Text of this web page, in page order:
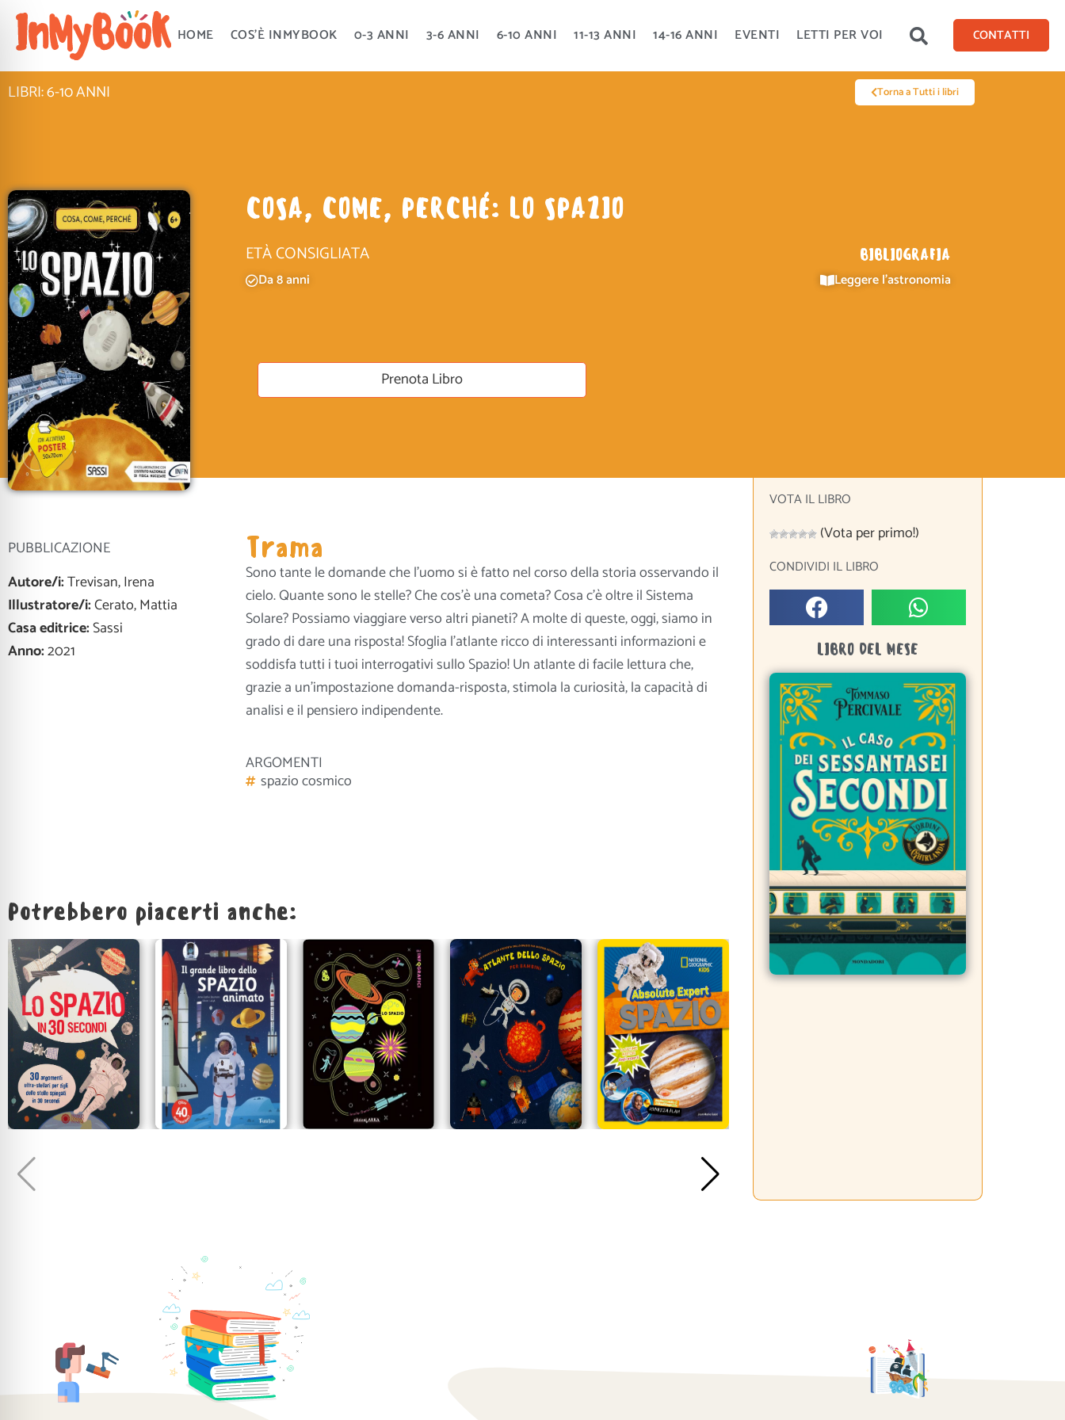
Vai
contenuto
HOME COS’È INMYBOOK 0-3 ANNI 3-6 ANNI 6-10 ANNI 11-13 ANNI 14-16 ANNI EVENTI LETTI PER VOI CONTATTI
LIBRI: 6-10 ANNI Torna a Tutti i libri
COSA, COME, PERCHÉ: LO SPAZIO
ETÀ CONSIGLIATA
Da 8 anni
BIBLIOGRAFIA
Leggere l'astronomia
Prenota Libro
PUBBLICAZIONE
Autore/i:Trevisan, Irena
Illustratore/i:Cerato, Mattia
Casa editrice:Sassi
Anno:2021
Trama
Sono tante le domande che l’uomo si è fatto nel corso della storia osservando il
cielo. Quante sono le stelle? Che cos’è una cometa? Cosa c’è oltre il Sistema
Solare? Possiamo viaggiare verso altri pianeti? A molte di queste, oggi, siamo in
grado di dare una risposta! Sfoglia l’atlante ricco di interessanti informazioni e
soddisfa tutti i tuoi interrogativi sullo Spazio! Un atlante di facile lettura che,
grazie a un’impostazione domanda-risposta, stimola la curiosità,la capacità di
analisi e il pensiero indipendente.
ARGOMENTI
spazio cosmico
Potrebbero piacerti anche:
VOTA IL LIBRO
(Vota per primo!)
CONDIVIDI IL LIBRO
LIBRO DEL MESE